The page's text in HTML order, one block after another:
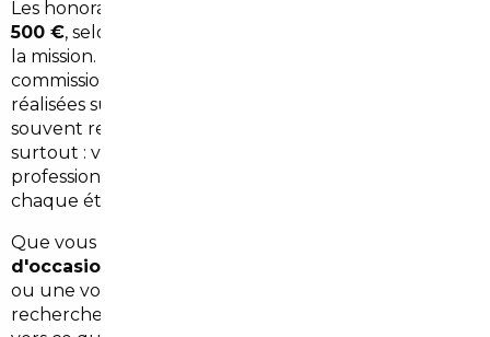
Les honoraires du courtier démarrent à partir de
500 €, selon le type de véhicule et la complexité de
la mission. Ce montant est fixé à l'avance, sans
commission cachée. Comparé aux économies
réalisées sur le prix du véhicule, ce service est
souvent rentabilisé dès les premières semaines. Et
surtout : vous achetez en sécurité, avec un
professionnel qui engage sa responsabilité sur
chaque étape.
Que vous cherchiez une
d'occasion
ou une voiture de société, le courtier adapte sa
recherche à vos besoins réels — sans vous orienter